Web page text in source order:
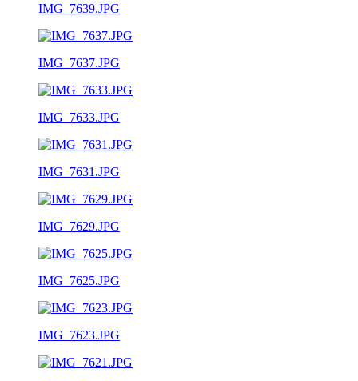
IMG_7639.JPG
IMG_7637.JPG
IMG_7633.JPG
IMG_7631.JPG
IMG_7629.JPG
IMG_7625.JPG
IMG_7623.JPG